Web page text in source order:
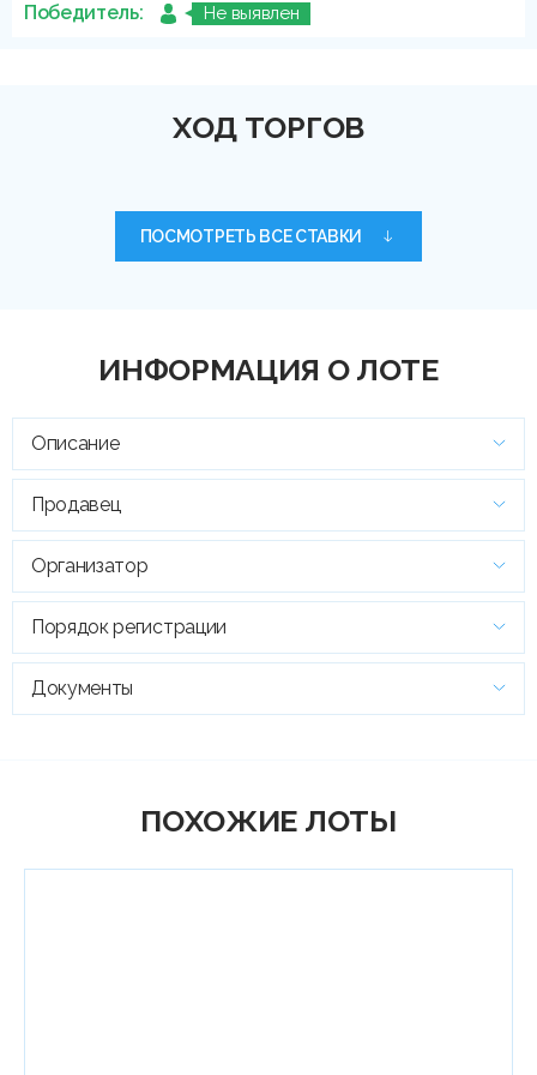
Победитель: Не выявлен
ХОД ТОРГОВ
ПОСМОТРЕТЬ ВСЕ СТАВКИ
ИНФОРМАЦИЯ О ЛОТЕ
Описание
Продавец
Организатор
Порядок регистрации
Документы
ПОХОЖИЕ ЛОТЫ